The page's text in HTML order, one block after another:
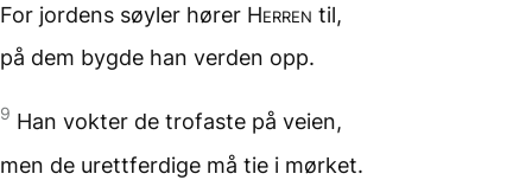
For jordens søyler hører Herren til,
på dem bygde han verden opp.
9 Han vokter de trofaste på veien,
men de urettferdige må tie i mørket.